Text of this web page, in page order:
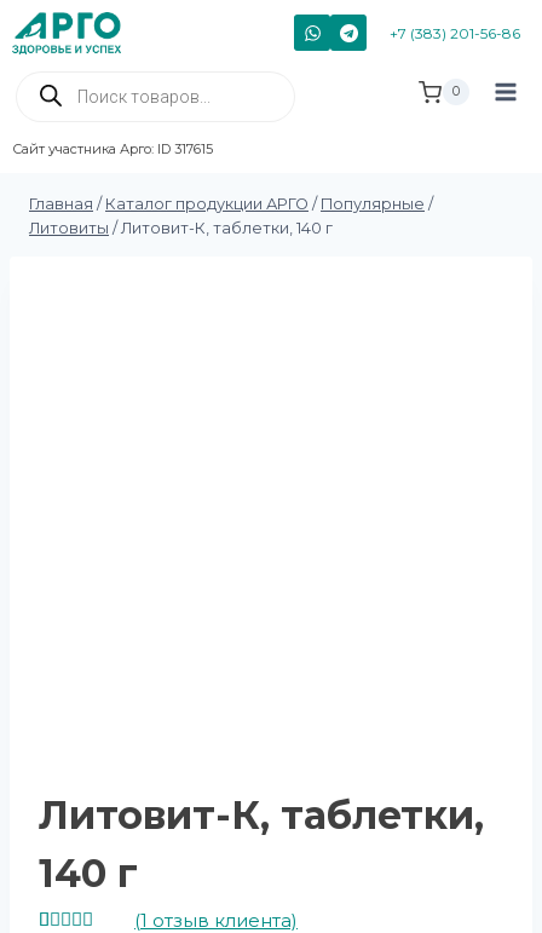
+7 (383) 201-56-86
Сайт участника Арго: ID 317615
0
Главная / Каталог продукции АРГО / Популярные /
Литовиты / Литовит-К, таблетки, 140 г
Литовит-К, таблетки,
140 г
(1 отзыв клиента)